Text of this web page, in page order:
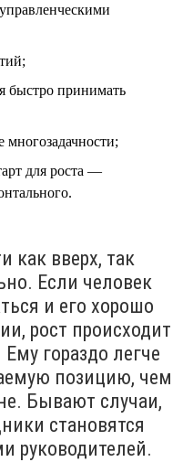
быстро принимать
многозадачности;
для роста —
как вверх, так
Если человек
и его хорошо
рост происходит
гораздо легче
позицию, чем
Бывают случаи,
становятся
руководителей.